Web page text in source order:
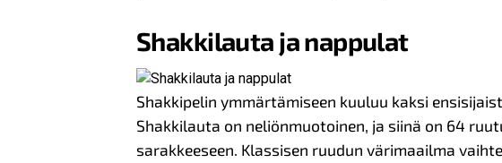
Shakkilauta ja nappulat
Shakkipelin ymmärtämiseen kuuluu kaksi
Shakkilauta on neliönmuotoinen, ja siinä on 64
sarakkeeseen. Klassisen ruudun värimaailma